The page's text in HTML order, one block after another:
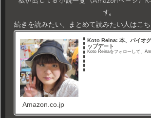
す。
続きを読みたい、まとめて読みたい人はこ
Koto Reina: 本、バイオ
ップデート
Koto Reinaをフォローして、
Amazon.co.jp